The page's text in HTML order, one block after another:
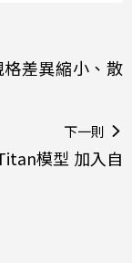
差異縮小、散
下一則
模型 加入自